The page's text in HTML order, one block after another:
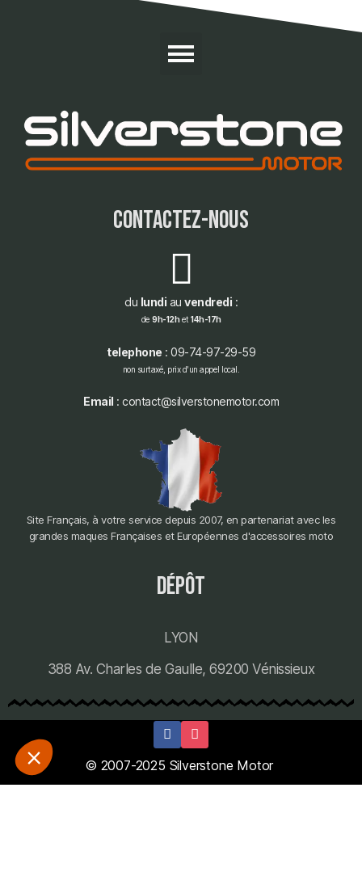
contactez-nous
du lundi au vendredi :
de 9h-12het 14h-17h
telephone : 09-74-97-29-59
non surtaxé, prix d'un appel local.
Email : contact@silverstonemotor.com
Site Français, à votre service depuis 2007, en partenariat avec les
grandes maques Françaises et Européennes d'accessoires moto
dépôt
LYON
388 Av. Charles de Gaulle, 69200 Vénissieux
© 2007-2025 Silverstone Motor